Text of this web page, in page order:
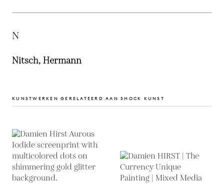
N
Nitsch, Hermann
KUNSTWERKEN GERELATEERD AAN SHOCK KUNST